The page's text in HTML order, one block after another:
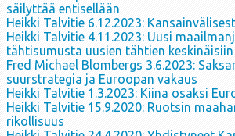
säilyttää entisellään
Heikki Talvitie 6.12.2023:
Heikki Talvitie 4.11.2023: Uusi
tähtisumusta uusien tähtien
Fred Michael Blombergs 3.6.2023:
suurstrategia ja Euroopan vakaus
Heikki Talvitie 1.3.2023: Kiina osaksi
Heikki Talvitie 15.9.2020: Ruotsin
rikollisuus